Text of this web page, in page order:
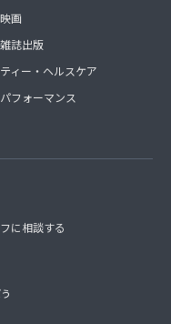
画
誌出版
ィー・ヘルスケア
フォーマンス
に相談する